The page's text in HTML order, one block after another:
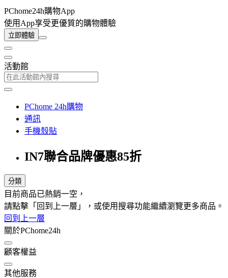
PChome24h購物App
使用App享受更優質的購物體驗
立即體驗
活動館
PChome 24h購物
通訊
手機殼貼
IN7聯合品牌優惠85折
分類
目前商品已熱銷一空，
請點擊「回到上一層」，或使用搜尋功能繼續瀏覽更多商品。
回到上一層
關於PChome24h
顧客權益
其他服務